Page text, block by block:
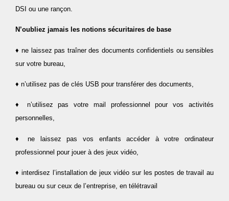
DSI ou une rançon.
N’oubliez jamais les notions sécuritaires de base
♦ ne laissez pas traîner des documents confidentiels ou sensibles
sur votre bureau,
♦ n’utilisez pas de clés USB pour transférer des documents,
♦ n’utilisez pas votre mail professionnel pour vos activités
personnelles,
♦ ne laissez pas vos enfants accéder à votre ordinateur
professionnel pour jouer à des jeux vidéo,
♦ interdisez l’installation de jeux vidéo sur les postes de travail au
bureau ou sur ceux de l’entreprise, en télétravail